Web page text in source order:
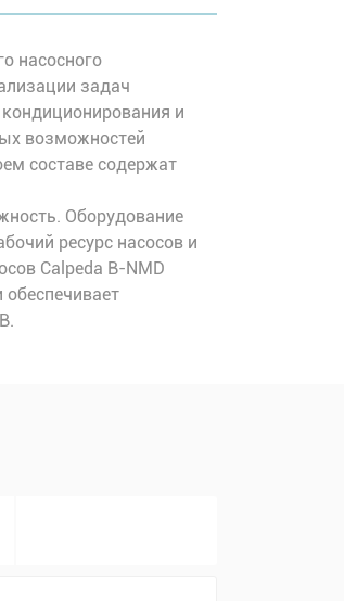
насосного
задач
и
возможностей
составе содержат
Оборудование
ресурс насосов и
Calpeda B-NMD